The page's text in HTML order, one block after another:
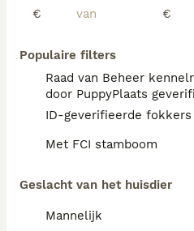
€
€
Populaire filters
Raad van Beheer
door PuppyPlaats
ID-geverifieerde fokkers
Met FCI stamboom
Geslacht van het huisdier
Mannelijk